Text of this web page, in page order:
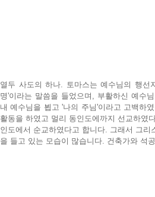
열두 사도의 하나. 토마스는 예수님의 행선
명'이라는 말씀을 들었으며, 부활하신 예수
내 예수님을 뵙고 '나의 주님'이라고 고백하
활동을 하였고 멀리 동인도에까지 선교하였
인도에서 순교하였다고 합니다. 그래서 그
을 들고 있는 모습이 많습니다. 건축가와 석